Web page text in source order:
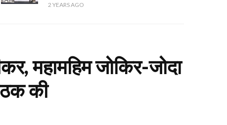
2 YEARS AGO
महामहिम जोकिर-जोदा
की